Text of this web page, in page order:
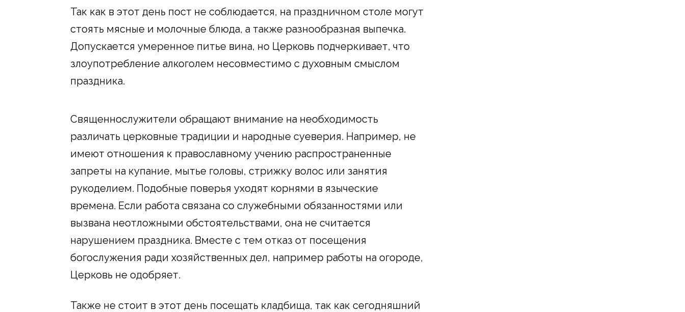
Так как в этот день пост не соблюдается, на праздничном столе могут
стоять мясные и молочные блюда, а также разнообразная выпечка.
Допускается умеренное питье вина, но Церковь подчеркивает, что
злоупотребление алкоголем несовместимо с духовным смыслом
праздника.
Священнослужители обращают внимание на необходимость
различать церковные традиции и народные суеверия. Например, не
имеют отношения к православному учению распространенные
запреты на купание, мытье головы, стрижку волос или занятия
рукоделием. Подобные поверья уходят корнями в языческие
времена. Если работа связана со служебными обязанностями или
вызвана неотложными обстоятельствами, она не считается
нарушением праздника. Вместе с тем отказ от посещения
богослужения ради хозяйственных дел, например работы на огороде,
Церковь не одобряет.
Также не стоит в этот день посещать кладбища, так как сегодняшний